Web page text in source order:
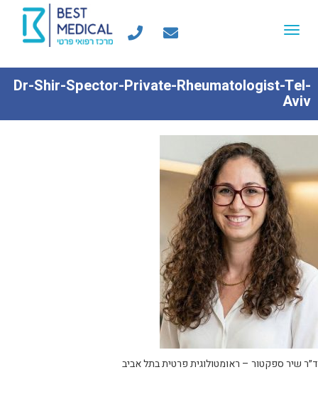
Toggle
Dr-Shir-Spector-Private-Rheumatologist-Tel-
Aviv
ד״ר שיר ספקטור – ראומטולוגית פרטית בתל אביב